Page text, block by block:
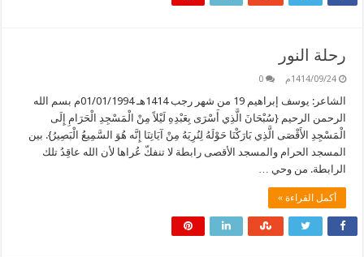
رحلة النور
1414/09/24م 0
الشاعر: يوسف إبراهيم 19 من شهر رجب 1414هـ 01/01/1994م بسم الله
الرحمن الرحيم {سُبْحَانَ الَّذِي أَسْرَى بِعَبْدِهِ لَيْلاً مِنْ الْمَسْجِدِ الْحَرَامِ إِلَى
الْمَسْجِدِ الأَقْصَى الَّذِي بَارَكْنَا حَوْلَهُ لِنُرِيَهُ مِنْ آيَاتِنَا إِنَّه هُوَ السَّمِيعُ الْبَصِيرُ}. بين
المسجد الحرام والمسجد الأقصى رابطة لا تنفكّ عُراها لأن الله عاقِدُ تلك
الرابطة. من وحي …
أكمل القراءة »